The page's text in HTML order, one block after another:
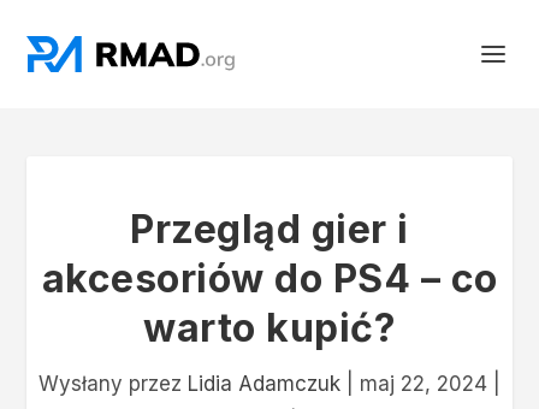
Przegląd gier i
akcesoriów do PS4 – co
warto kupić?
Wysłany przez Lidia Adamczuk maj 22, 2024